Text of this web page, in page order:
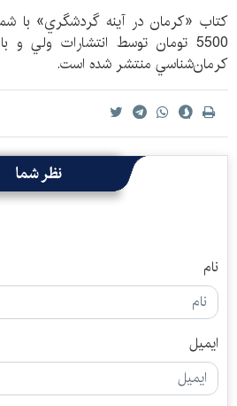
5500 تومان توسط انتشارات
كرمان‌شناسي منتشر شده است.
نظر شما
نام
ایمیل